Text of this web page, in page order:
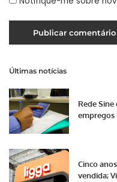
Últimas notícias
Rede
empregos
Cinco
vendida;